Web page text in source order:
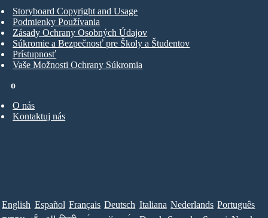
o
O nás
Kontaktuj nás
Storyboard Copyright and Usage
Podmienky Používania
Zásady Ochrany Osobných Údajov
Súkromie a Bezpečnosť pre Školy a Študentov
Prístupnosť
Vaše Možnosti Ochrany Súkromia
English Español Français Deutsch Italiana Nederlands Português